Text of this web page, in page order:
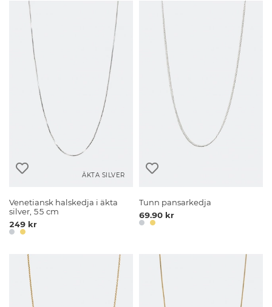
ÄKTA SILVER
Venetiansk halskedja i äkta
silver, 55 cm
249 kr
Tunn pansarkedja
69.90 kr